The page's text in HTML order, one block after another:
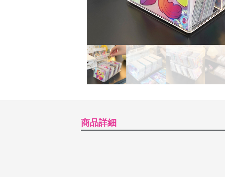
商品詳細